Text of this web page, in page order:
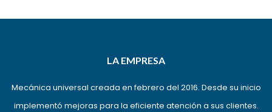
LA EMPRESA
Mecánica universal creada en febrero del 2016. Desde su inicio
implementó mejoras para la eficiente atención a sus clientes.